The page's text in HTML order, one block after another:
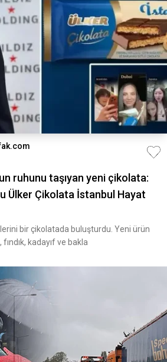
ruhunu taşıyan yeni çikolata:
Ülker Çikolata İstanbul Hayat
bir çikolatada buluşturdu. Yeni ürün
kadayıf ve bakla